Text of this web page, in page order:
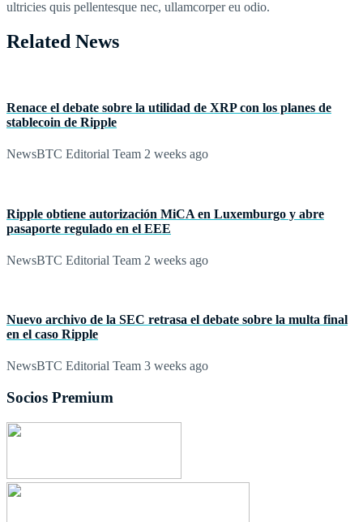
ultricies quis pellentesque nec, ullamcorper eu odio.
Related News
Renace el debate sobre la utilidad de XRP con los planes de
stablecoin de Ripple
NewsBTC Editorial Team 2 weeks ago
Ripple obtiene autorización MiCA en Luxemburgo y abre
pasaporte regulado en el EEE
NewsBTC Editorial Team 2 weeks ago
Nuevo archivo de la SEC retrasa el debate sobre la multa final
en el caso Ripple
NewsBTC Editorial Team 3 weeks ago
Socios Premium